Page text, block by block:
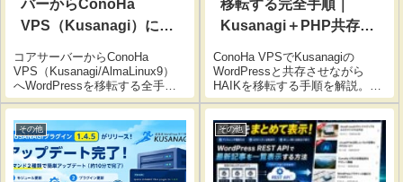
バーからConoHa
VPS（Kusanagi）に移
【トラブル解決まと
め】
コアサーバーからConoHa
VPS（Kusanagi/AlmaLinux9）
へWordPressを移転する全手順
を解説。パーミッション設定・
まで、実際に発生したトラブル
と解決方法も合わせてまとめて
います。
移転する完全手順｜
Kusanagi＋PHP共存構
ConoHa VPSでKusanagiの
WordPressと共存させながら
HAIKを移転する手順を解説。
PHP7.4-FPM追加、Nginx設定、
まで完全まとめ。
その他 その他